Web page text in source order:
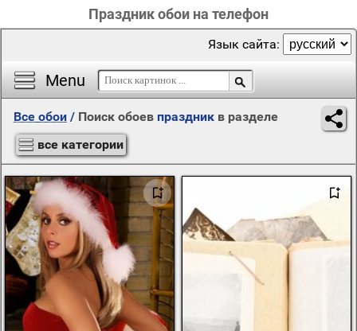
Праздник обои на телефон
Menu
Язык сайта:
Все обои / Поиск обоев праздник в разделе
все категории